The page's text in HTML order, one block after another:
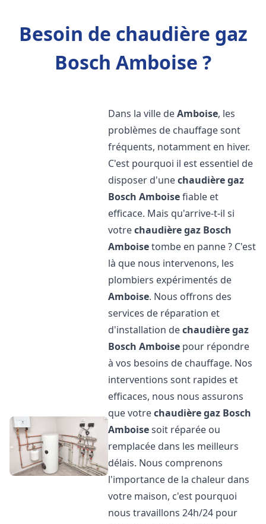
Besoin de chaudière gaz
Bosch Amboise ?
Dans la ville deAmboise, les
problèmes de chauffage sont
fréquents, notamment en hiver.
C'est pourquoi il est essentiel de
disposer d'unechaudière gaz
Bosch Amboisefiable et
efficace. Mais qu'arrive-t-il si
votrechaudière gaz Bosch
Amboisetombe en panne ? C'est
là que nous intervenons, les
plombiers expérimentés de
Amboise. Nous offrons des
services de réparation et
d'installation dechaudière gaz
Bosch Amboise pour répondre
à vos besoins de chauffage. Nos
interventions sont rapides et
efficaces, nous nous assurons
que votrechaudière gaz Bosch
Amboisesoit réparée ou
remplacée dans les meilleurs
délais. Nous comprenons
l'importance de la chaleur dans
votre maison, c'est pourquoi
nous travaillons 24h/24 pour